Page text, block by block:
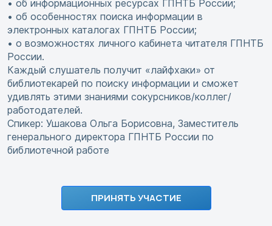
• об информационных ресурсах ГПНТБ России;
• об особенностях поиска информации в
электронных каталогах ГПНТБ России;
• о возможностях личного кабинета читателя ГПНТБ
России.
Каждый слушатель получит «лайфхаки» от
библиотекарей по поиску информации и сможет
удивлять этими знаниями сокурсников/коллег/
работодателей.
Спикер: Ушакова Ольга Борисовна, Заместитель
генерального директора ГПНТБ России по
библиотечной работе
ПРИНЯТЬ УЧАСТИЕ